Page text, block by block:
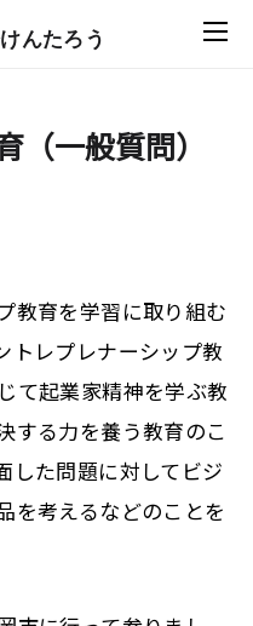
んたろう
（一般質問）
教育を学習に取り組む
トレプレナーシップ教
て起業家精神を学ぶ教
する力を養う教育のこ
した問題に対してビジ
を考えるなどのことを